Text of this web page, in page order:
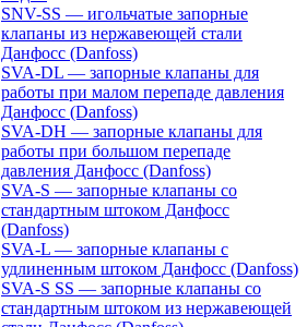
SNV-SS — игольчатые запорные
клапаны из нержавеющей стали
Данфосс (Danfoss)
SVA-DL — запорные клапаны для
работы при малом перепаде давления
Данфосс (Danfoss)
SVA-DH — запорные клапаны для
работы при большом перепаде
давления Данфосс (Danfoss)
SVA-S — запорные клапаны со
стандартным штоком Данфосс
(Danfoss)
SVA-L — запорные клапаны с
удлиненным штоком Данфосс (Danfoss)
SVA-S SS — запорные клапаны со
стандартным штоком из нержавеющей